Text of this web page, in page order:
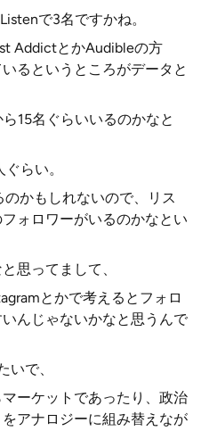
で3名ですかね。
AddictとかAudibleの方
るというところがデータと
15名ぐらいいるのかなと
らい。
かもしれないので、リス
ォロワーがいるのかなとい
思ってまして、
とかで考えるとフォロ
んじゃないかなと思うんで
いで、
ーケットであったり、政治
アナロジーに組み替えなが